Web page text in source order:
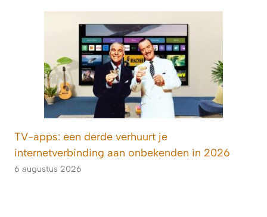
TV-apps: een derde verhuurt je
internetverbinding aan onbekenden in 2026
6 augustus 2026